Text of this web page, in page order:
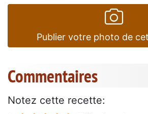
Publier votre photo de
Commentaires
Notez cette recette: